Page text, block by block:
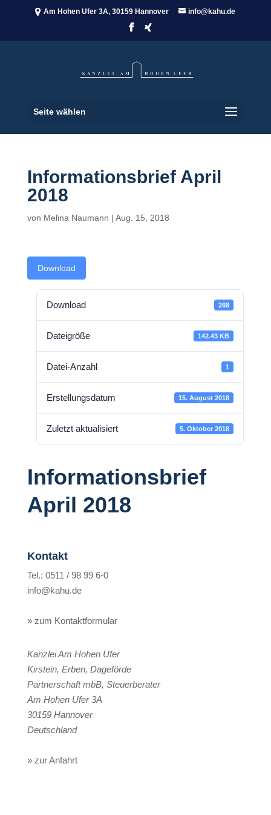
Am Hohen Ufer 3A, 30159 Hannover info@kahu.de
Seite wählen
Informationsbrief April
2018
von Melina Naumann | Aug. 15, 2018
Download
Download 268
Dateigröße 142.43 KB
Datei-Anzahl 1
Erstellungsdatum 15. August 2018
Zuletzt aktualisiert 5. Oktober 2018
Informationsbrief
April 2018
Kontakt
Tel.: 0511 / 98 99 6-0
info@kahu.de
» zum Kontaktformular
Kanzlei Am Hohen Ufer
Kirstein, Erben, Dageförde
Partnerschaft mbB, Steuerberater
Am Hohen Ufer 3A
30159 Hannover
Deutschland
» zur Anfahrt